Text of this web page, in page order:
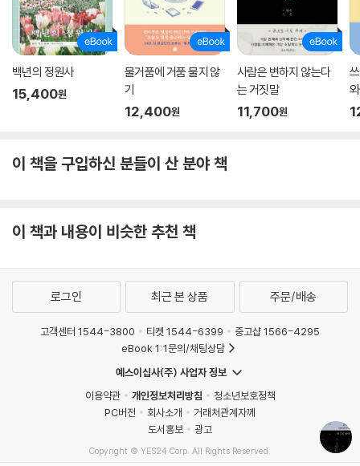
백년의 정원사
15,400원
물거품에 거품 물지 않
기
12,400원
사람은 변하지 않는다
는 거짓말
11,700원
이 책을 구입하신 분들이 산 분야 책
이 책과 내용이 비슷한 추천 책
로그인 최근 본 상품 주문/배송
고객센터 1544-3800 티켓 1544-6399
중고샵 1566-4295
eBook 1:1문의/채팅상담
예스이십사(주) 사업자 정보
이용약관
개인정보처리방침
청소년보호정책
PC버전
회사소개
거래처관계자께
도서홍보
광고
Copyright © YES24 Corp. All Rights Reserved.